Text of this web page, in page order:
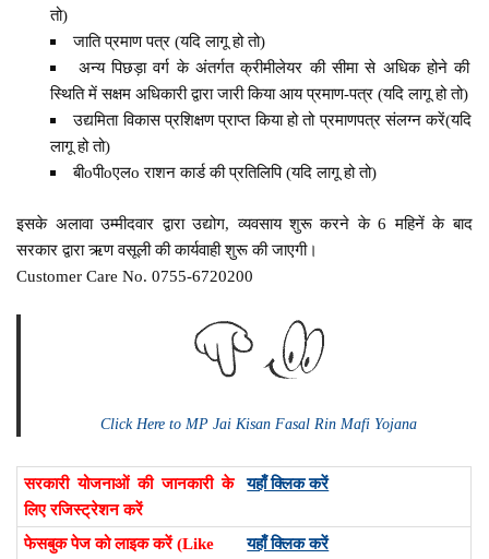
तो)
जाति प्रमाण पत्र (यदि लागू हो तो)
अन्य पिछड़ा वर्ग के अंतर्गत क्रीमीलेयर की सीमा से अधिक होने की
स्थिति में सक्षम अधिकारी द्वारा जारी किया आय प्रमाण-पत्र (यदि लागू हो तो)
उद्यमिता विकास प्रशिक्षण प्राप्त किया हो तो प्रमाणपत्र संलग्न करें(यदि
लागू हो तो)
बीoपीoएलo राशन कार्ड की प्रतिलिपि (यदि लागू हो तो)
इसके अलावा उम्मीदवार द्वारा उद्योग, व्यवसाय शुरू करने के 6 महिनें के बाद
सरकार द्वारा ऋण वसूली की कार्यवाही शुरू की जाएगी।
Customer Care No. 0755-6720200
Click Here to MP Jai Kisan Fasal Rin Mafi Yojana
सरकारी योजनाओं की जानकारी के
लिए रजिस्ट्रेशन करें
यहाँ क्लिक करें
फेसबुक पेज को लाइक करें (Like
यहाँ क्लिक करें